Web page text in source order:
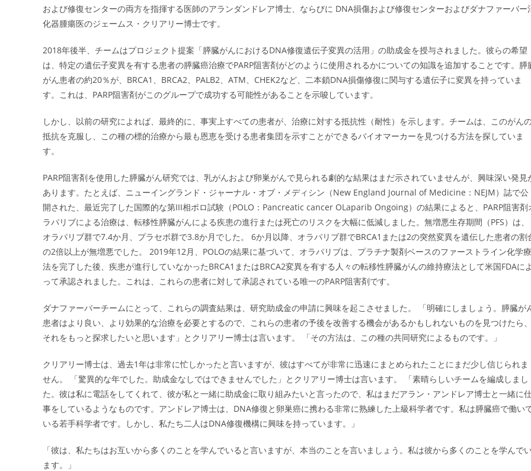
および修復センターの両方を指揮する医師のアランダンドレア博士、ならびに DNA損傷および修復センターおよびダナファーバー
化器腫瘍医のジェームス・クリアリー博士です。
2018年後半、チームはプロジェクト提案「膵臓がんにおけるDNA修復遺伝子変異の活用」の助成金を授与されました。彼らの希望
は、特定の遺伝子変異を有する患者の膵臓癌治療でPARP阻害剤がどのように使用されるかについての知識を追加することです。膵
がん患者の約20％が、BRCA1、BRCA2、PALB2、ATM、CHEK2など、二本鎖DNA損傷修復に関与する遺伝子に変異を持っていま
す。これは、PARP阻害剤がこのグループで成功する可能性があることを示唆しています。
しかし、以前の研究によれば、最終的に、事実上すべての患者が、治療に対する抵抗性（耐性）を示します。チームは、このがん
抵抗を克服し、この種の標的治療から最も恩恵を受ける患者集団を示すことができるバイオマーカーを見つける方法を探していま
す。
PARP阻害剤を使用した膵臓がん研究では、乳がんおよび卵巣がんで見られる劇的な結果はまだ示されていませんが、興味深い発見
あります。たとえば、ニューイングランド・ジャーナル・オブ・メディシン（New England Journal of Medicine：NEJM）誌で公
開された、最近完了した国際的な第III相ポロ試験（POLO：Pancreatic cancer OLaparib Ongoing）の結果によると、PARP阻害剤
ラパリブによる治療は、転移性膵臓がんによる疾患の進行または死亡のリスクを大幅に低減しました。無増悪生存期間（PFS）は、
オラパリブ群で7.4か月、プラセボ群で3.8か月でした。 6か月以降、オラパリブ群でBRCA1または2の突然変異を遺伝した患者の割
の2倍以上が無増悪でした。 2019年12月、POLOの結果に基づいて、オラパリブは、プラチナ製剤ベースのファーストライン化学療
法を完了した後、疾患が進行していなかったBRCA1またはBRCA2変異を有する人々の転移性膵臓がんの維持療法として米国FDAによ
って承認されました。これは、これらの患者に対して承認されている唯一のPARP阻害剤です。
ダナファーバーチームにとって、これらの調査結果は、研究助成金の申請に興味を起こさせました。 「明確にしましょう。膵臓が
患者はより良い、より効果的な治療を必要とするので、これらの患者の予後を改善する機会があるかもしれないものを見つけたら、
それをもっと探求したいと思います」とクリアリー博士は言います。 「その方法は、この種の共同研究によるものです。」
クリアリー博士は、過去1年は非常に忙しかったと言いますが、彼はすべてが非常に迅速にまとめられたことにまだ少し信じられま
せん。 「驚異的な年でした。助成金なしではできませんでした」とクリアリー博士は言います。 「素晴らしいチームを編成しまし
た。彼は私に電話をしてくれて、彼が私と一緒に助成金に取り組みたいと言ったので、私はまだアラン・アンドレア博士と一緒に
事をしているようなものです。アンドレア博士は、DNA修復と卵巣癌に携わる非常に熟練した上級科学者です。私は膵臓癌で働い
いる若手科学者です。しかし、私たち二人はDNA修復機構に興味を持っています。」
「彼は、私たちはお互いから多くのことを学んでいると言いますが、本当のことを言いましょう。私は彼から多くのことを学んで
ます。」